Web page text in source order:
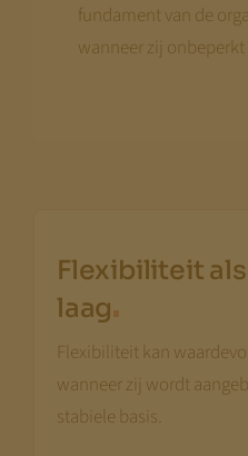
fundament van de
wanneer zij
Flexibiliteit
laag.
Flexibiliteit kan
wanneer zij wordt
stabiele basis.